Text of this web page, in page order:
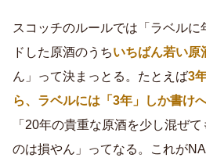
スコッチのルールでは「ラベル
ドした原酒のうちいちばん若い原
ん」って決まっとる。たとえば3
ら、ラベルには「3年」しか書け
「20年の貴重な原酒を少し混ぜ
のは損やん」ってなる。これが